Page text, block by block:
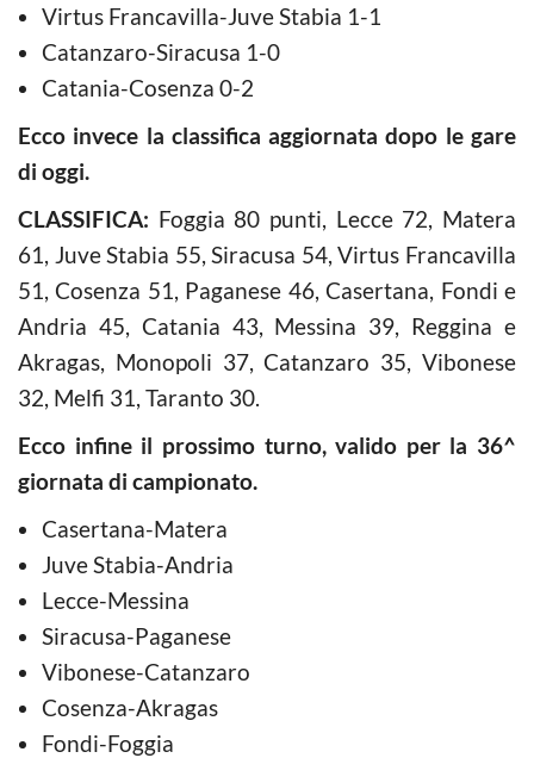
Virtus Francavilla-Juve Stabia 1-1
Catanzaro-Siracusa 1-0
Catania-Cosenza 0-2
Ecco invece la classifica aggiornata dopo le gare
di oggi.
CLASSIFICA: Foggia 80 punti, Lecce 72, Matera
61, Juve Stabia 55, Siracusa 54, Virtus Francavilla
51, Cosenza 51, Paganese 46, Casertana, Fondi e
Andria 45, Catania 43, Messina 39, Reggina e
Akragas, Monopoli 37, Catanzaro 35, Vibonese
32, Melfi 31, Taranto 30.
Ecco infine il prossimo turno, valido per la 36^
giornata di campionato.
Casertana-Matera
Juve Stabia-Andria
Lecce-Messina
Siracusa-Paganese
Vibonese-Catanzaro
Cosenza-Akragas
Fondi-Foggia